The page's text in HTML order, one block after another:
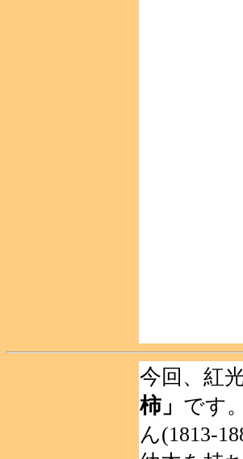
今回、紅
柿」 です
ん(1813-